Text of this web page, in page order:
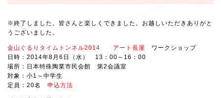
※終了しました。皆さんと楽しくできました。お越しいただきありがと
うございました。
金山ぐるりタイムトンネル2014 アート長屋
ワークショップ
日時：2014年8月6日（水） 13：00～16：00
場所：日本特殊陶業市民会館 第2会議室
対象：小1～中学生
定員：20名 申込方法